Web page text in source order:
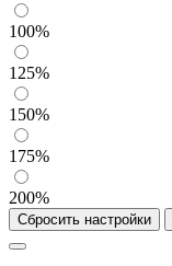
100%
125%
150%
175%
200%
Сбросить настройки